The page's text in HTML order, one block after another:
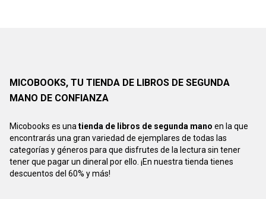
MICOBOOKS, TU TIENDA DE LIBROS DE SEGUNDA
MANO DE CONFIANZA
Micobooks es unatienda de libros de segunda mano en la que
encontrarás una gran variedad de ejemplares de todas las
categorías y géneros para que disfrutes de la lectura sin tener
tener que pagar un dineral por ello. ¡En nuestra tienda tienes
descuentos del 60% y más!